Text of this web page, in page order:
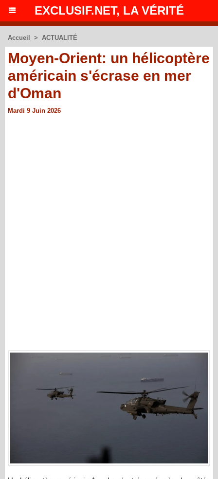
EXCLUSIF.NET, LA VÉRITÉ
Accueil > ACTUALITÉ
Moyen-Orient: un hélicoptère
américain s'écrase en mer
d'Oman
Mardi 9 Juin 2026